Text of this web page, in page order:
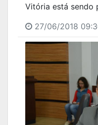
Vitória está sendo
27/06/2018